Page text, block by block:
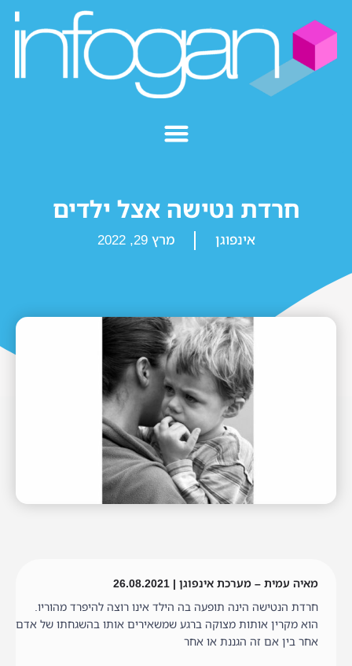
חרדת נטישה אצל ילדים
אינפוגן מרץ 29, 2022
מאיה עמית – מערכת אינפוגן | 26.08.2021
חרדת הנטישה הינה תופעה בה הילד אינו רוצה להיפרד מהוריו.
הוא מקרין אותות מצוקה ברגע שמשאירים אותו בהשגחתו של אדם
אחר בין אם זה הגננת או אחר